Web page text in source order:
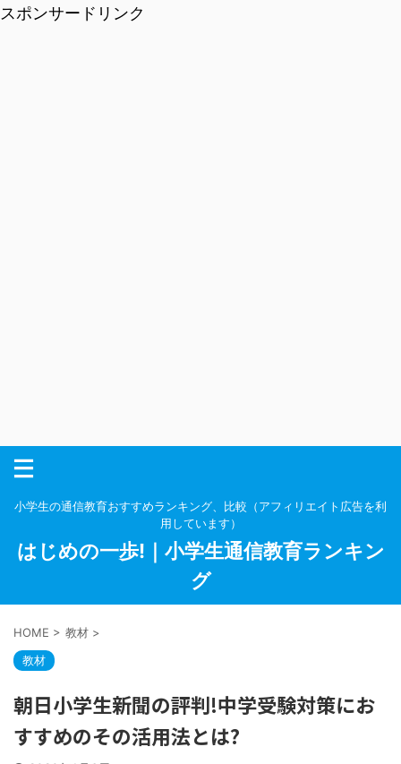
スポンサードリンク
小学生の通信教育おすすめランキング、比較（アフィリエイト広告を利
用しています）
はじめの一歩!｜小学生通信教育ランキン
グ
HOME > 教材 >
教材
朝日小学生新聞の評判!中学受験対策にお
すすめのその活用法とは?